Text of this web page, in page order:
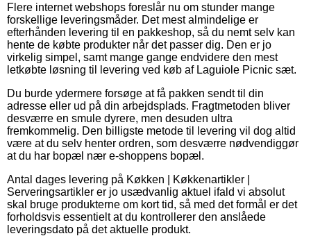
Flere internet webshops foreslår nu om stunder mange
forskellige leveringsmåder. Det mest almindelige er
efterhånden levering til en pakkeshop, så du nemt selv kan
hente de købte produkter når det passer dig. Den er jo
virkelig simpel, samt mange gange endvidere den mest
letkøbte løsning til levering ved køb af Laguiole Picnic sæt.
Du burde ydermere forsøge at få pakken sendt til din
adresse eller ud på din arbejdsplads. Fragtmetoden bliver
desværre en smule dyrere, men desuden ultra
fremkommelig. Den billigste metode til levering vil dog altid
være at du selv henter ordren, som desværre nødvendiggør
at du har bopæl nær e-shoppens bopæl.
Antal dages levering på Køkken | Køkkenartikler |
Serveringsartikler er jo usædvanlig aktuel ifald vi absolut
skal bruge produkterne om kort tid, så med det formål er det
forholdsvis essentielt at du kontrollerer den anslåede
leveringsdato på det aktuelle produkt.